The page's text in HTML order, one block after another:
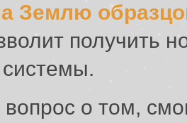
Землю
получить
о том,